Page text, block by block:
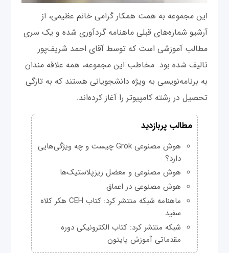
این مجموعه به همت همکار گرامی خانم عظیمی، از
آرشیو شماره‌های قبلی ماهنامه گردآوری شده و یک سری
مطالب آموزشی است که توسط آقای احمد شریف‌پور
تالیف شده بود. مخاطب این مجموعه، همه علاقه مندان
به برنامه‌نویسی به ویژه دانشجویانی هستند که به تازگی
تحصیل در رشته کامپیوتر را آغاز کرده‌اند.
مطالب پربازدید
هوش مصنوعی Grok چیست و چه ویژگی‌هایی
دارد؟
هوش مصنوعی و معضل ریزپلاستیک‌ها
هوش مصنوعی در اعماق
ماهنامه شبکه منتشر کرد: کتاب CEH هکر کلاه
سفید
شبکه منتشر کرد: کتاب الکترونیکی دوره
مقدماتی آموزش پایتون